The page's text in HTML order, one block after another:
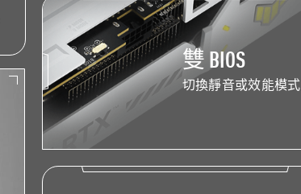
雙 BIOS
切換靜音或效能模式